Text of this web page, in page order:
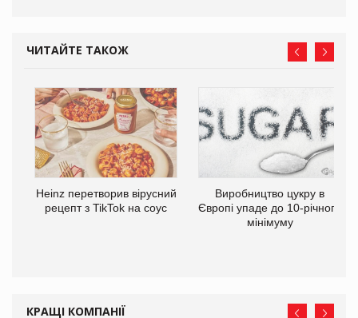
ЧИТАЙТЕ ТАКОЖ
Heinz перетворив вірусний
рецепт з TikTok на соус
Виробництво цукру в
Європі упаде до 10-річного
мінімуму
КРАЩІ КОМПАНІЇ